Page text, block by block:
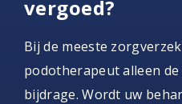
vergoed?
Bij de meeste
podotherapeut alleen
bijdrage. Wordt uw